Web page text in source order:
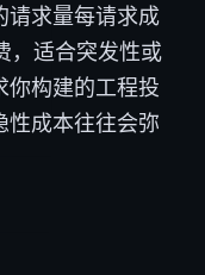
请求量每请求成
，适合突发性或
你构建的工程投
性成本往往会弥